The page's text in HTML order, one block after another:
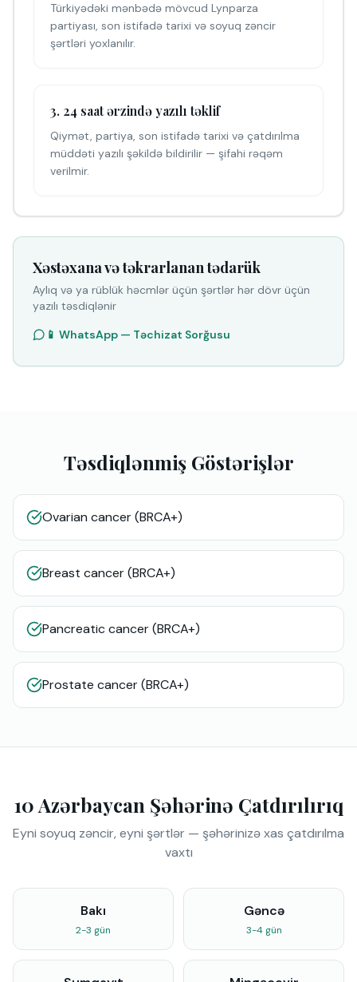
Türkiyədəki mənbədə mövcud Lynparza
partiyası, son istifadə tarixi və soyuq zəncir
şərtləri yoxlanılır.
3. 24 saat ərzində yazılı təklif
Qiymət, partiya, son istifadə tarixi və çatdırılma
müddəti yazılı şəkildə bildirilir — şifahi rəqəm
verilmir.
Xəstəxana və təkrarlanan tədarük
Aylıq və ya rüblük həcmlər üçün şərtlər hər dövr üçün
yazılı təsdiqlənir
📱 WhatsApp — Təchizat Sorğusu
Təsdiqlənmiş Göstərişlər
Ovarian cancer (BRCA+)
Breast cancer (BRCA+)
Pancreatic cancer (BRCA+)
Prostate cancer (BRCA+)
10 Azərbaycan Şəhərinə Çatdırılırıq
Eyni soyuq zəncir, eyni şərtlər — şəhərinizə xas çatdırılma
vaxtı
Bakı
2-3 gün
Gəncə
3-4 gün